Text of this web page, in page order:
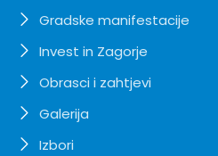
Gradske manifestacije
Invest in Zagorje
Obrasci i zahtjevi
Galerija
Izbori